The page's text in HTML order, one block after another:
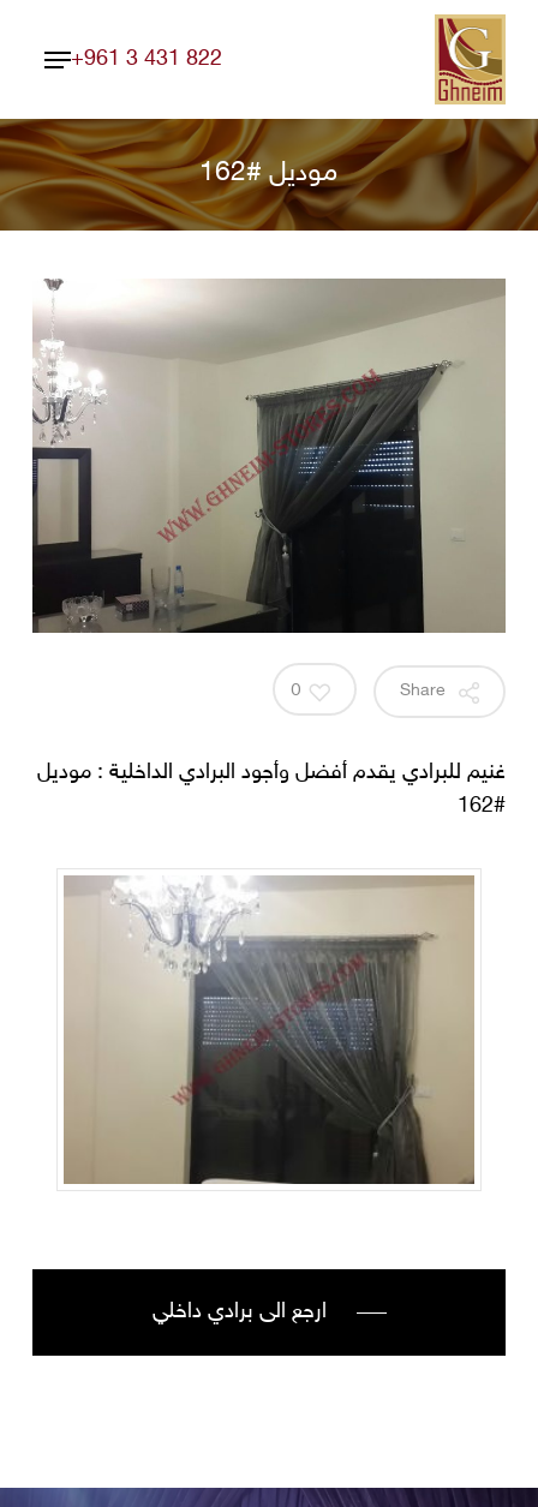
Skip
main
content
+961 3 431 822
Menu
موديل #162
0
غنيم للبرادي يقدم أفضل وأجود البرادي الداخلية : موديل
#162
ارجع الى برادي داخلي
Close
Menu